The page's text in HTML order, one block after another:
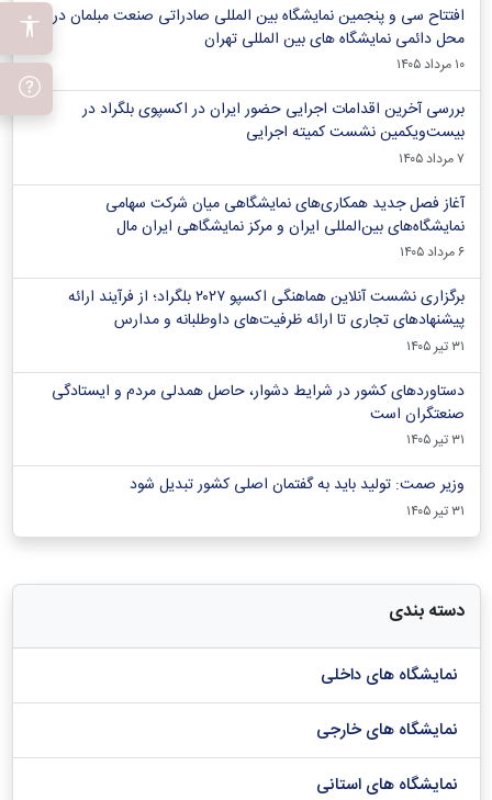
افتتاح سی و پنجمین نمایشگاه بین المللی صادراتی صنعت مبلمان در
محل دائمی نمایشگاه های بین المللی تهران
۱۰ مرداد ۱۴۰۵
بررسی آخرین اقدامات اجرایی حضور ایران در اکسپوی بلگراد در
بیست‌ویکمین نشست کمیته اجرایی
۷ مرداد ۱۴۰۵
آغاز فصل جدید همکاری‌های نمایشگاهی میان شرکت سهامی
نمایشگاه‌های بین‌المللی ایران و مرکز نمایشگاهی ایران‌ مال
۶ مرداد ۱۴۰۵
برگزاری نشست آنلاین هماهنگی اکسپو ۲۰۲۷ بلگراد؛ از فرآیند ارائه
پیشنهادهای تجاری تا ارائه ظرفیت‌های داوطلبانه و مدارس
۳۱ تیر ۱۴۰۵
دستاوردهای کشور در شرایط دشوار، حاصل همدلی مردم و ایستادگی
صنعتگران است
۳۱ تیر ۱۴۰۵
وزیر صمت: تولید باید به گفتمان اصلی کشور تبدیل شود
۳۱ تیر ۱۴۰۵
دسته بندی
نمایشگاه های داخلی
نمایشگاه های خارجی
نمایشگاه های استانی